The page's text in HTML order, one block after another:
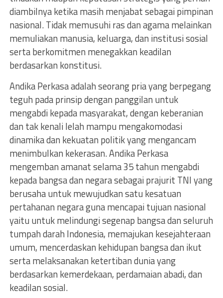
diambilnya ketika masih menjabat sebagai pimpinan
nasional. Tidak memusuhi ras dan agama melainkan
memuliakan manusia, keluarga, dan institusi sosial
serta berkomitmen menegakkan keadilan
berdasarkan konstitusi.
Andika Perkasa adalah seorang pria yang berpegang
teguh pada prinsip dengan panggilan untuk
mengabdi kepada masyarakat, dengan keberanian
dan tak kenali lelah mampu mengakomodasi
dinamika dan kekuatan politik yang mengancam
menimbulkan kekerasan. Andika Perkasa
mengemban amanat selama 35 tahun mengabdi
kepada bangsa dan negara sebagai prajurit TNI yang
berusaha untuk mewujudkan satu kesatuan
pertahanan negara guna mencapai tujuan nasional
yaitu untuk melindungi segenap bangsa dan seluruh
tumpah darah Indonesia, memajukan kesejahteraan
umum, mencerdaskan kehidupan bangsa dan ikut
serta melaksanakan ketertiban dunia yang
berdasarkan kemerdekaan, perdamaian abadi, dan
keadilan sosial.